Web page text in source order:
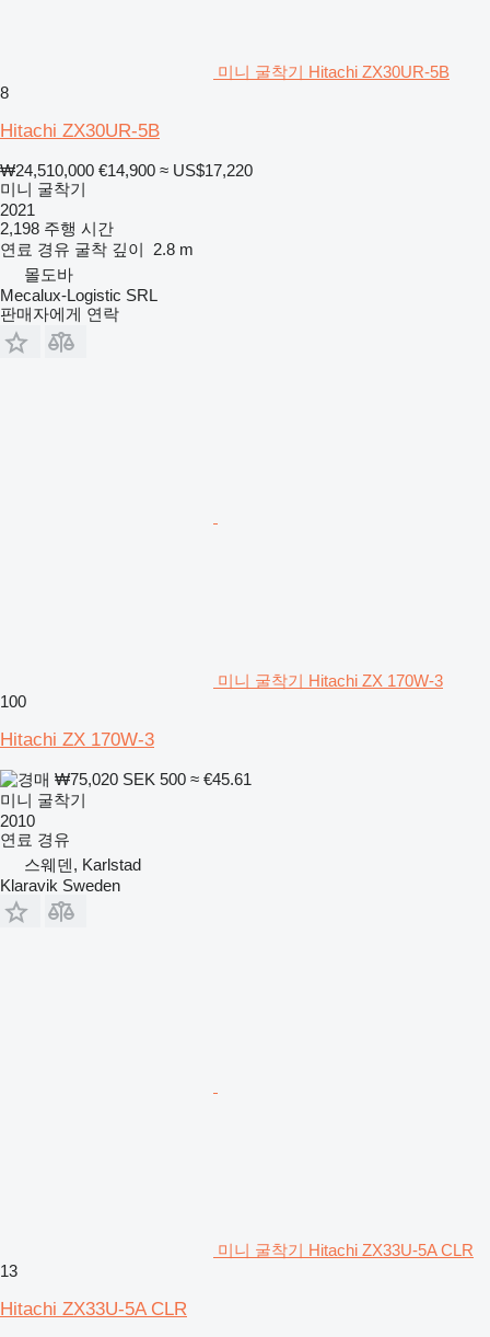
미니 굴착기 Hitachi ZX30UR-5B
8
Hitachi ZX30UR-5B
₩24,510,000 €14,900 ≈ US$17,220
미니 굴착기
2021
2,198 주행 시간
연료 경유 굴착 깊이
2.8 m
몰도바
Mecalux-Logistic SRL
판매자에게 연락
미니 굴착기 Hitachi ZX 170W-3
100
Hitachi ZX 170W-3
₩75,020 SEK 500 ≈ €45.61
미니 굴착기
2010
연료 경유
스웨덴, Karlstad
Klaravik Sweden
미니 굴착기 Hitachi ZX33U-5A CLR
13
Hitachi ZX33U-5A CLR